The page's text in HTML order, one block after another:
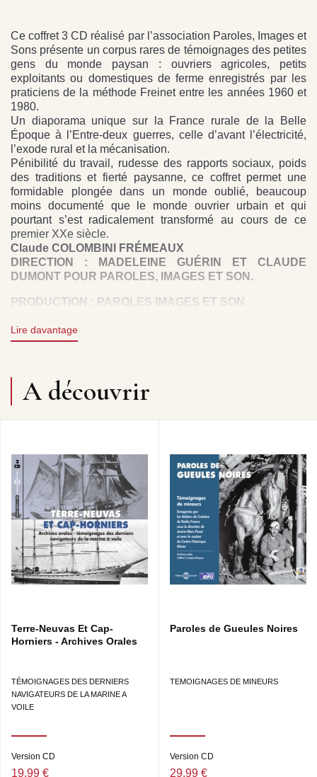
Ce coffret 3 CD réalisé par l’association Paroles, Images et
Sons présente un corpus rares de témoignages des petites
gens du monde paysan : ouvriers agricoles, petits
exploitants ou domestiques de ferme enregistrés par les
praticiens de la méthode Freinet entre les années 1960 et
1980.
Un diaporama unique sur la France rurale de la Belle
Époque à l’Entre-deux guerres, celle d’avant l’électricité,
l’exode rural et la mécanisation.
Pénibilité du travail, rudesse des rapports sociaux, poids
des traditions et fierté paysanne, ce coffret permet une
formidable plongée dans un monde oublié, beaucoup
moins documenté que le monde ouvrier urbain et qui
pourtant s’est radicalement transformé au cours de ce
premier XXe siècle.
Claude COLOMBINI FRÉMEAUX
DIRECTION : MADELEINE GUÉRIN ET CLAUDE
DUMONT POUR PAROLES, IMAGES ET SON.
PRODUCTION : PAROLES IMAGES ET SON
DROITS : FREMEAUX & ASSOCIES EN ACCORD
AVEC PAROLES IMAGES ET SON.
DE SAÔNE-ET-LOIRE • JULIA AULARD, DE L’YONNE •
GABRIELLE BOURSIN, DE LA MANCHE • FÉLICIE
EXPLOITANTS DANS L’ENTRE-DEUX GUERRES :
PIERRE LAURENT, DE L’ISÈRE • RENÉ CHAILLOU,
D’EURE-ET-LOIR • WILLIAM SAINSOT, D’EURE-ET-LOIR
• RÉMI NAVET, D’EURE-ET-LOIR.
CD3- RÉPONSES AUX CRISES : LES COOPÉRATIVES
VITICOLES, LES MIGRATIONS PROFESSIONNELLES
ET GÉOGRA-PHIQUES : LOUIS BALIGAND, DE SAÔNE-
ET-LOIRE • CLAUDIUS DRILLIEN, DE SAÔNE-ET-LOIRE
• LOUIS LARIVIÈRE, DE CORRÈZE • ÉMILE
BOISDEVEZY, DE CORRÈZE.
Lire davantage
A découvrir
Terre-Neuvas Et Cap-
Horniers - Archives Orales
TÉMOIGNAGES DES DERNIERS
NAVIGATEURS DE LA MARINE A
VOILE
Version CD
19,99 €
Paroles de Gueules Noires
TEMOIGNAGES DE MINEURS
Version CD
29,99 €